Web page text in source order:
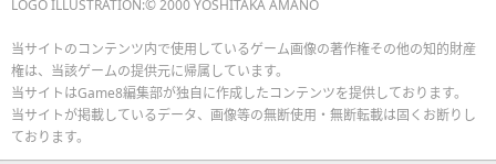
LOGO ILLUSTRATION:© 2000 YOSHITAKA AMANO
当サイトのコンテンツ内で使用しているゲーム画像の著作権その他の知的財産
権は、当該ゲームの提供元に帰属しています。
当サイトはGame8編集部が独自に作成したコンテンツを提供しております。
当サイトが掲載しているデータ、画像等の無断使用・無断転載は固くお断りし
ております。